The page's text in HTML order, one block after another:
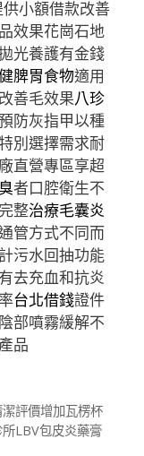
小額借款改善
效果花崗石地
光養護有金錢
脾胃食物適用
善毛效果八珍
防灰指甲以種
別選擇需求耐
直營專區享超
者口腔衛生不
整治療毛囊炎
管方式不同而
污水回抽功能
去充血和抗炎
台北借錢證件
部噴霧緩解不
品
評價增加瓦楞杯
LBV包皮炎藥膏